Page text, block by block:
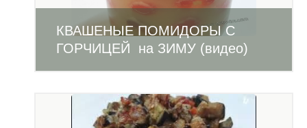
КВАШЕНЫЕ ПОМИДОРЫ С
ГОРЧИЦЕЙ на ЗИМУ (видео)